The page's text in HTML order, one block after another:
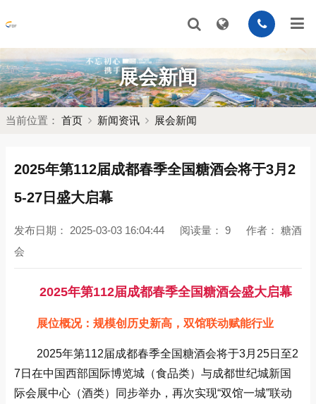
展会新闻
当前位置： 首页 新闻资讯 展会新闻
2025年第112届成都春季全国糖酒会将于3月2
5-27日盛大启幕
发布日期： 2025-03-03 16:04:44 阅读量： 9 作者： 糖酒
会
2025年第112届成都春季全国糖酒会盛大启幕
展位概况：规模创历史新高，双馆联动赋能行业
2025年第112届成都春季全国糖酒会将于3月25日至2
7日在中国西部国际博览城（食品类）与成都世纪城新国
际会展中心（酒类）同步举办，再次实现“双馆一城”联动